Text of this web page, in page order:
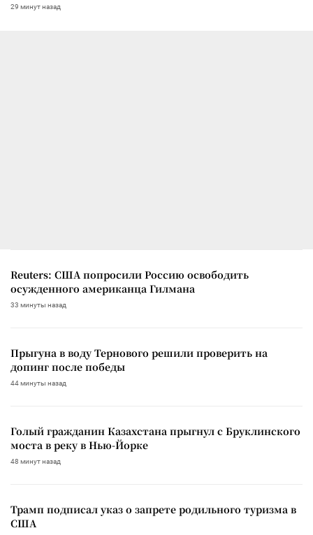
29 минут назад
Reuters: США попросили Россию освободить
осужденного американца Гилмана
33 минуты назад
Прыгуна в воду Тернового решили проверить на
допинг после победы
44 минуты назад
Голый гражданин Казахстана прыгнул с Бруклинского
моста в реку в Нью-Йорке
48 минут назад
Трамп подписал указ о запрете родильного туризма в
США